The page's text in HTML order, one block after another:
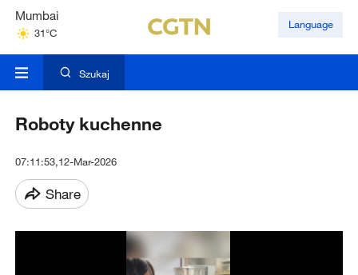
Mumbai
31°C
Kuala Lumpur
Language
Szukaj
Roboty kuchenne
07:11:53,12-Mar-2026
Share